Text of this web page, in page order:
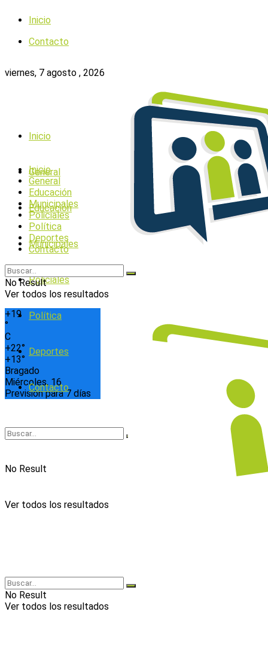
Inicio
Contacto
viernes, 7 agosto , 2026
+19
°
C
+22°
+13°
Bragado
Miércoles, 16
Previsión para 7 días
Inicio
General
Educación
Municipales
Policiales
Política
Deportes
Contacto
No Result
Ver todos los resultados
Inicio
General
Educación
Municipales
Policiales
Política
Deportes
Contacto
No Result
Ver todos los resultados
No Result
Ver todos los resultados